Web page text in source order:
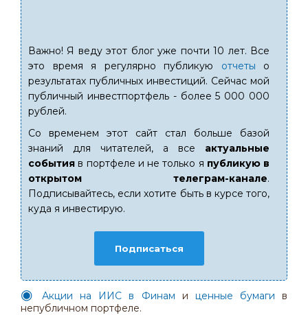
Важно! Я веду этот блог уже почти 10 лет. Все
это время я регулярно публикую отчеты о
результатах публичных инвестиций. Сейчас мой
публичный инвестпортфель - более 5 000 000
рублей.
Со временем этот сайт стал больше базой
знаний для читателей, а все актуальные
события в портфеле и не только я публикую в
открытом телеграм-канале.
Подписывайтесь, если хотите быть в курсе того,
куда я инвестирую.
Подписаться
Акции на ИИС в Финам и ценные бумаги в
непубличном портфеле.